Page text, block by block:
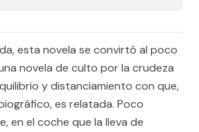
esta novela se convirtó al poco
novela de culto por la crudeza
y distanciamiento con que,
es relatada. Poco
en el coche que la lleva de